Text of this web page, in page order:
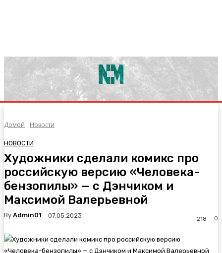
Домой Новости
НОВОСТИ
Художники сделали комикс про
российскую версию «Человека-
бензопилы» — c Дэнчиком и
Максимой Валерьевной
By Admin01 07.05.2023 0
218